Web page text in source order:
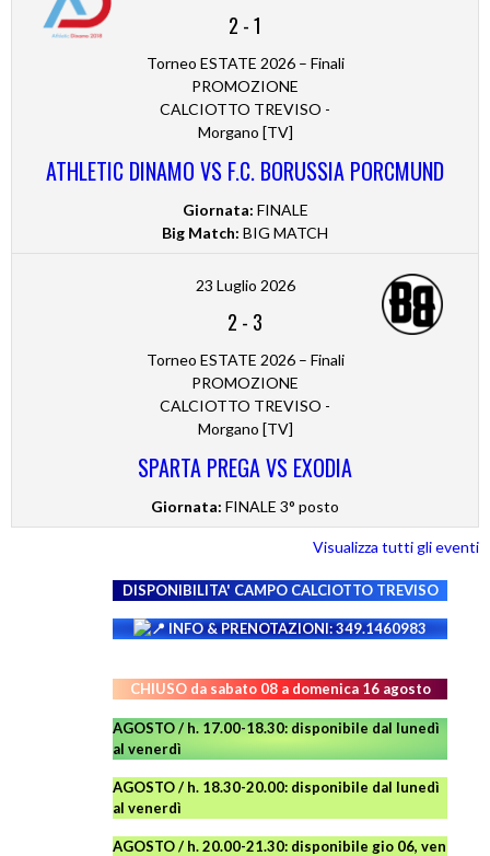
2 -1
Torneo ESTATE 2026 – Finali
PROMOZIONE
CALCIOTTO TREVISO -
Morgano [TV]
ATHLETIC DINAMO VS F.C. BORUSSIA PORCMUND
Giornata: FINALE
Big Match: BIG MATCH
23 Luglio 2026
2 - 3
Torneo ESTATE 2026 – Finali
PROMOZIONE
CALCIOTTO TREVISO -
Morgano [TV]
SPARTA PREGA VS EXODIA
Giornata: FINALE 3° posto
Visualizza tutti gli eventi
DISPONIBILITA' CAMPO CALCIOTTO TREVISO
INFO & PRENOTAZIONI: 349.1460983
CHIUSO da sabato 08 a domenica 16 agosto
AGOSTO / h. 17.00-18.30: disponibile dal lunedì
al venerdì
AGOSTO/ h. 18.30-20.00: disponibile dal lunedì
al venerdì
AGOSTO / h. 20.00-21.30: disponibile gio 06, ven